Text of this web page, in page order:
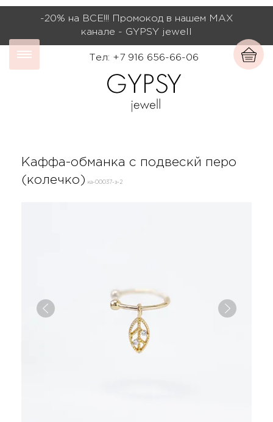
-20% на ВСЕ!!! Промокод в нашем МАХ
канале - GYPSY jewell
Тел: +7 916 656-66-06
Каффа-обманка с подвескй перо
(колечко)
ка-00037-з-2